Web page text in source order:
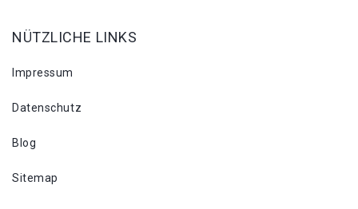
NÜTZLICHE LINKS
Impressum
Datenschutz
Blog
Sitemap